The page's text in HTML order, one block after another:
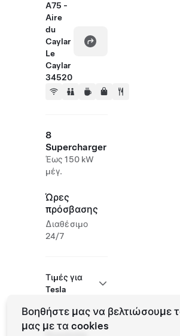
A75 -
Aire
du
Caylar
Le
Caylar
34520
8
Supercharger
Έως 150 kW
μέγ.
Ώρες
πρόσβασης
Διαθέσιμο
24/7
Τιμές για
Tesla
Βοηθήστε μας να βελτιώσουμε
μας με τα cookies